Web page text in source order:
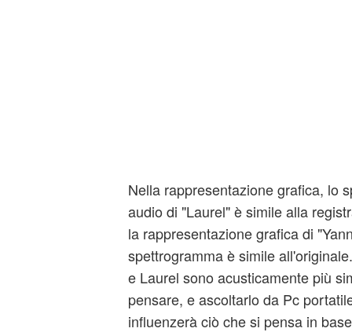
Nella rappresentazione grafica, lo
audio di "Laurel" è simile alla
la rappresentazione grafica di
spettrogramma è simile
e Laurel sono acusticamente più
pensare, e ascoltarlo da Pc
influenzerà ciò che si pensa in